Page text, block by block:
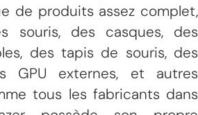
de produits assez complet,
souris, des casques, des
des tapis de souris, des
GPU externes, et autres
tous les fabricants dans